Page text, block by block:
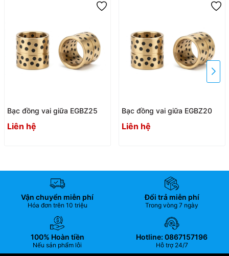
Bạc đồng vai giữa EGBZ25
Liên hệ
Bạc đồng vai giữa EGBZ20
Liên hệ
Vận chuyển miễn phí
Hóa đơn trên 10 triệu
Đổi trả miễn phí
Trong vòng 7 ngày
100% Hoàn tiền
Nếu sản phẩm lỗi
Hotline: 0867157196
Hỗ trợ 24/7